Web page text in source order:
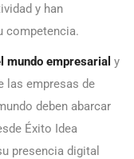
y han
competencia.
mundo empresarial y
las empresas de
deben abarcar
Éxito Idea
presencia digital